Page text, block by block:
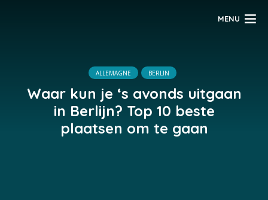
MENU
ALLEMAGNE BERLIN
Waar kun je ‘s avonds uitgaan
in Berlijn? Top 10 beste
plaatsen om te gaan